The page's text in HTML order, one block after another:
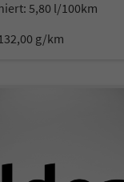
5,80 l/100km
132,00 g/km